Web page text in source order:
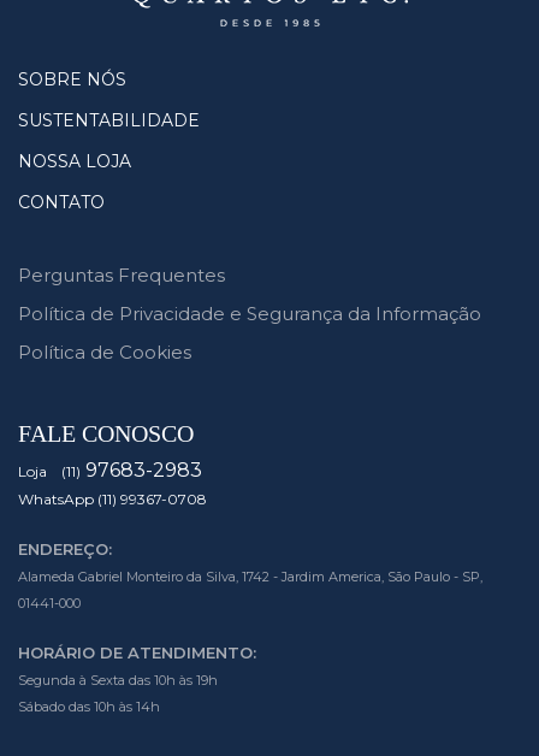
SOBRE NÓS
SUSTENTABILIDADE
NOSSA LOJA
CONTATO
Perguntas Frequentes
Política de Privacidade e Segurança da Informação
Política de Cookies
FALE CONOSCO
Loja (11) 97683-2983
WhatsApp (11) 99367-0708
ENDEREÇO:
Alameda Gabriel Monteiro da Silva, 1742 - Jardim America, São Paulo - SP,
01441-000
HORÁRIO DE ATENDIMENTO:
Segunda à Sexta das 10h às 19h
Sábado das 10h às 14h